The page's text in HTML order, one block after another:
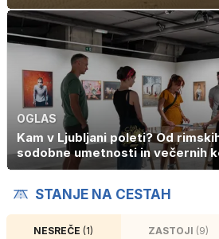
OGLAS
Kam v Ljubljani poleti? Od
sodobne umetnosti in večernih
STANJE NA CESTAH
NESREČE(1) ZASTOJI (9)